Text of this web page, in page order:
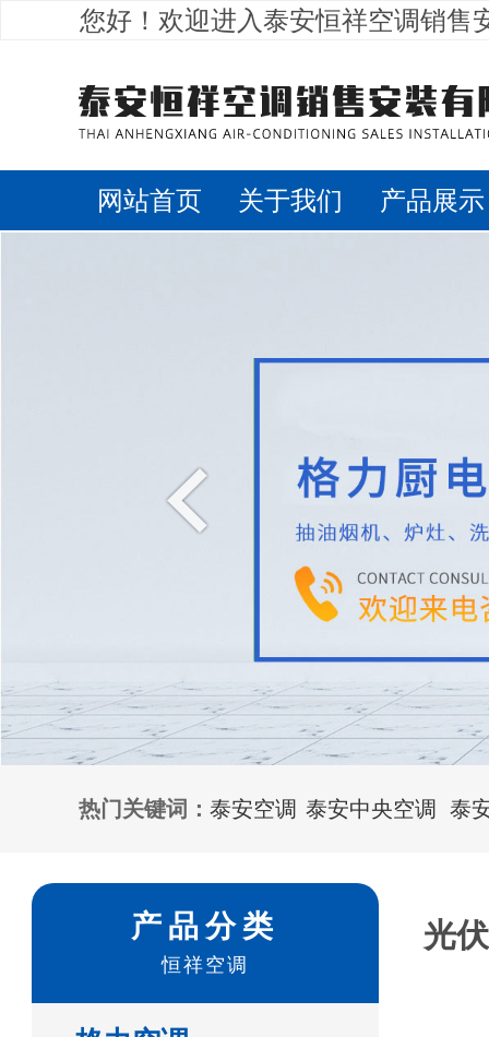
您好！欢迎进入泰安恒祥空调销售
网站首页 关于我们 产品展示
热门关键词： 泰安空调 泰安中央空调 泰
产品分类
恒祥空调
光